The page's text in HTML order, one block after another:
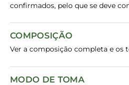
confirmados, pelo que se deve
COMPOSIÇÃO
Ver a composição completa e os
MODO DE TOMA